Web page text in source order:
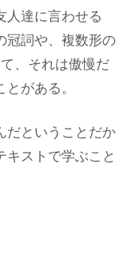
人達に言わせる
冠詞や、複数形の
、それは傲慢だ
がある。
だということだか
キストで学ぶこと